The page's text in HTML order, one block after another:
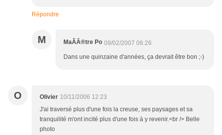
Répondre
M MaÃÂ®tre Po 09/02/2007 06:26
Dans une quinzaine d'années, ça devrait être bon ;-)
O Olivier 10/11/2006 12:23
J'ai traversé plus d'une fois la creuse, ses paysages et sa
tranquilité m'ont incité plus d'une fois à y revenir.<br /> Belle
photo